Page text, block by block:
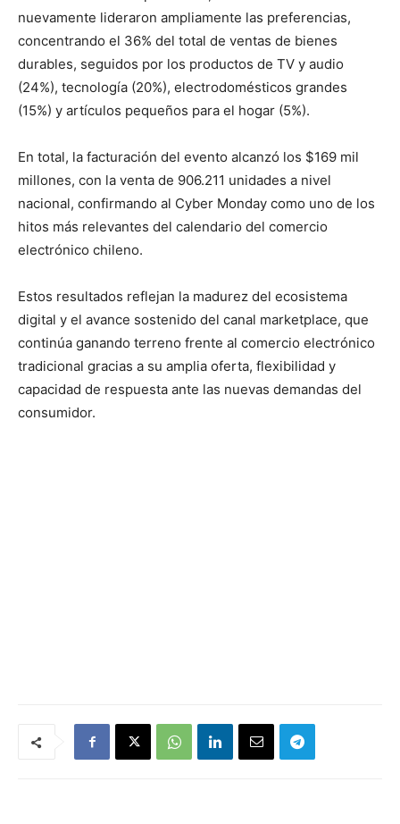
nuevamente lideraron ampliamente las preferencias,
concentrando el 36% del total de ventas de bienes
durables, seguidos por los productos de TV y audio
(24%), tecnología (20%), electrodomésticos grandes
(15%) y artículos pequeños para el hogar (5%).
En total, la facturación del evento alcanzó los $169 mil
millones, con la venta de 906.211 unidades a nivel
nacional, confirmando al Cyber Monday como uno de los
hitos más relevantes del calendario del comercio
electrónico chileno.
Estos resultados reflejan la madurez del ecosistema
digital y el avance sostenido del canal marketplace, que
continúa ganando terreno frente al comercio electrónico
tradicional gracias a su amplia oferta, flexibilidad y
capacidad de respuesta ante las nuevas demandas del
consumidor.